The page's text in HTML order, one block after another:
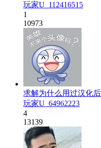
玩家U_112416515
1
10973
求解为什么用过汉化
玩家U_64962223
4
13139